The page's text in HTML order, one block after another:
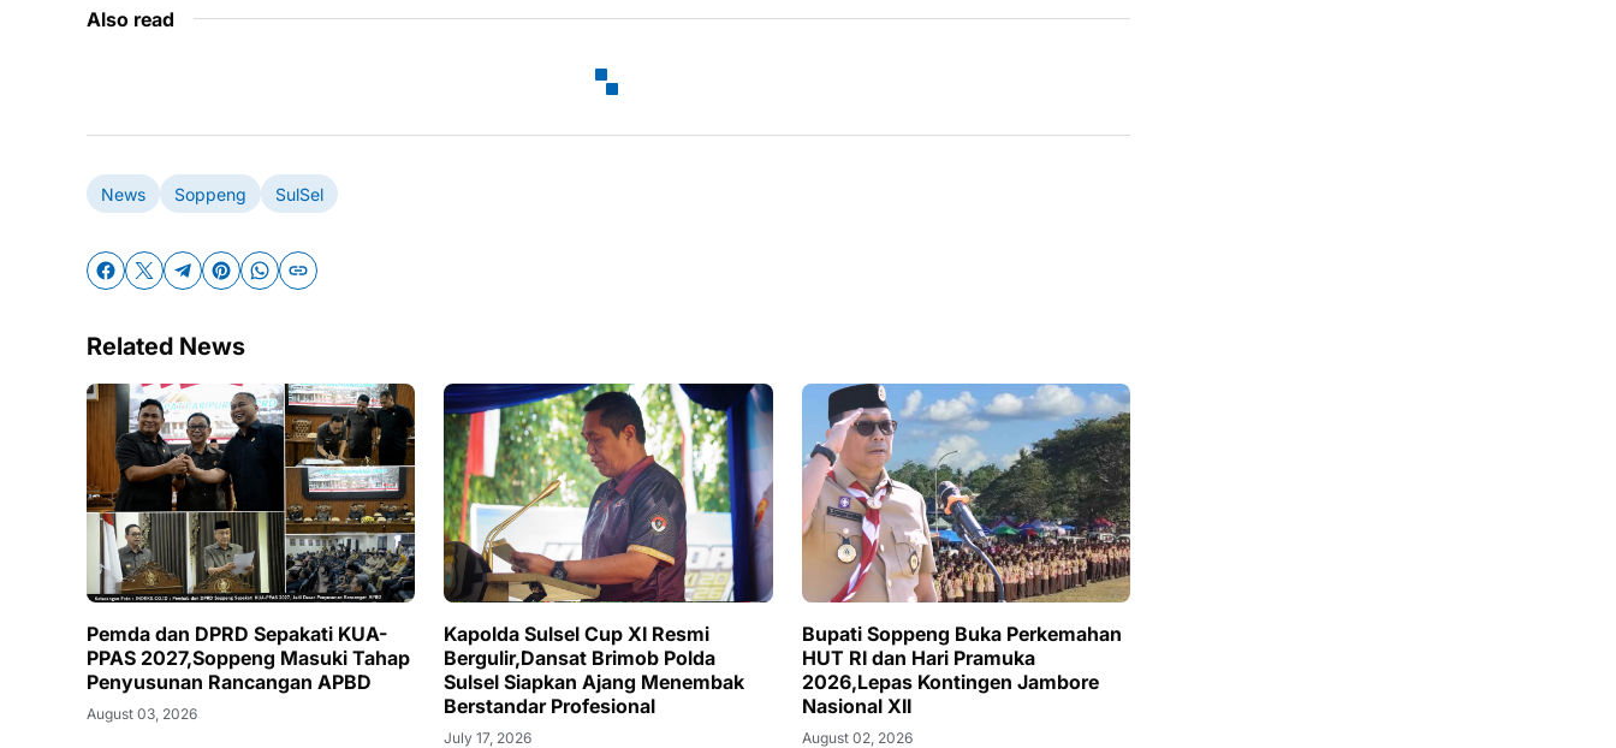
Also read
News Soppeng SulSel
Related News
Pemda dan DPRD Sepakati KUA-
PPAS 2027,Soppeng Masuki Tahap
Penyusunan Rancangan APBD
August 03, 2026
Kapolda Sulsel Cup XI Resmi
Bergulir,Dansat Brimob Polda
Sulsel Siapkan Ajang Menembak
Berstandar Profesional
July 17, 2026
Bupati Soppeng Buka Perkemahan
HUT RI dan Hari Pramuka
2026,Lepas Kontingen Jambore
Nasional XII
August 02, 2026